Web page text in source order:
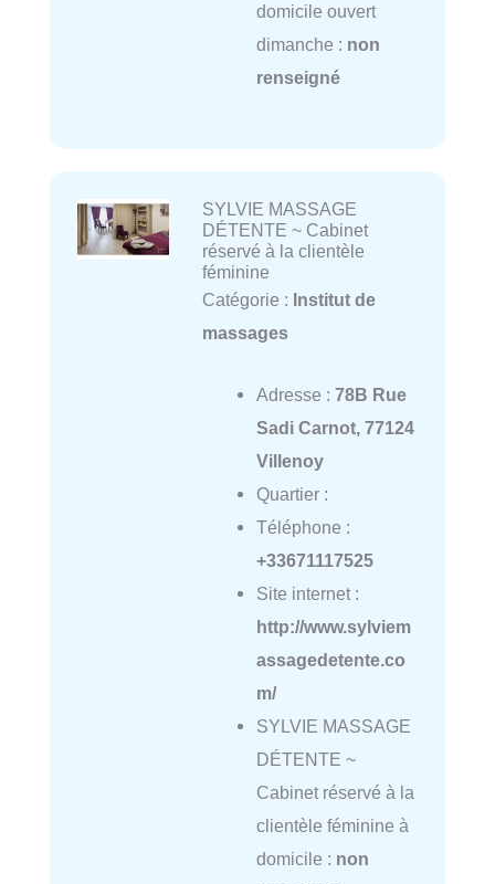
domicile ouvert
dimanche : non
renseigné
SYLVIE MASSAGE
DÉTENTE ~ Cabinet
réservé à la clientèle
féminine
Catégorie : Institut de
massages
Adresse : 78B Rue
Sadi Carnot, 77124
Villenoy
Quartier :
Téléphone :
+33671117525
Site internet :
http://www.sylviem
assagedetente.co
m/
SYLVIE MASSAGE
DÉTENTE ~
Cabinet réservé à la
clientèle féminine à
domicile : non